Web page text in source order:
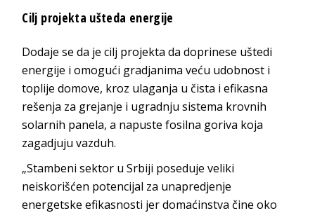
Cilj projekta ušteda energije
Dodaje se da je cilj projekta da doprinese uštedi
energije i omogući gradjanima veću udobnost i
toplije domove, kroz ulaganja u čista i efikasna
rešenja za grejanje i ugradnju sistema krovnih
solarnih panela, a napuste fosilna goriva koja
zagadjuju vazduh.
„Stambeni sektor u Srbiji poseduje veliki
neiskorišćen potencijal za unapredjenje
energetske efikasnosti jer domaćinstva čine oko